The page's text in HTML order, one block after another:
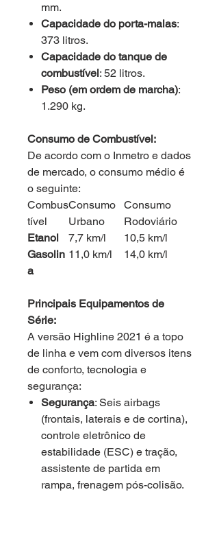
mm.
Capacidade do porta-malas:
373 litros.
Capacidade do tanque de
combustível: 52 litros.
Peso (em ordem de marcha):
1.290 kg.
Consumo de Combustível:
De acordo com o Inmetro e dados
de mercado, o consumo médio é
o seguinte:
Combus
tível
Consumo
Urbano
Consumo
Rodoviário
Etanol
7,7 km/l
10,5 km/l
Gasolin
a
11,0 km/l 14,0 km/l
Principais Equipamentos de
Série:
A versão Highline 2021 é a topo
de linha e vem com diversos itens
de conforto, tecnologia e
segurança:
Segurança: Seis airbags
(frontais, laterais e de cortina),
controle eletrônico de
estabilidade (ESC) e tração,
assistente de partida em
rampa, frenagem pós-colisão.